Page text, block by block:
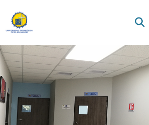
Communities & Collections
All of DSpace